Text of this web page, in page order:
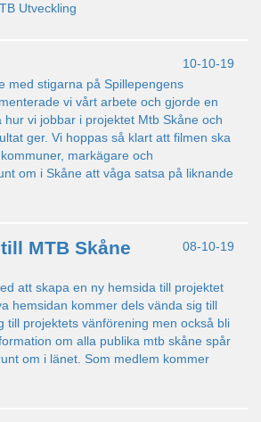
Utveckling
10-10-19
med stigarna på Spillepengens
vi vårt arbete och gjorde en
hur vi jobbar i projektet Mtb Skåne och
ger. Vi hoppas så klart att filmen ska
markägare och
om i Skåne att våga satsa på liknande
08-10-19
MTB Skåne
att skapa en ny hemsida till projektet
hemsidan kommer dels vända sig till
till projektets vänförening men också bli
om alla publika mtb skåne spår
om i länet. Som medlem kommer